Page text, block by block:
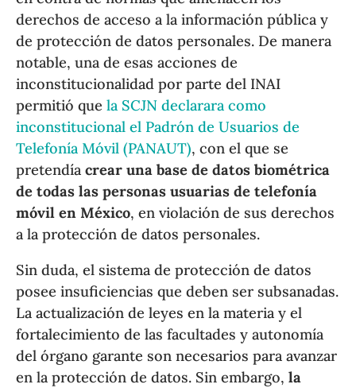
derechos de acceso a la información pública y
de protección de datos personales. De manera
notable, una de esas acciones de
inconstitucionalidad por parte del INAI
permitió quela SCJN declarara como
inconstitucional el Padrón de Usuarios de
Telefonía Móvil (PANAUT), con el que se
pretendíacrear una base de datos biométrica
de todas las personas usuarias de telefonía
móvil en México, en violación de sus derechos
a la protección de datos personales.
Sin duda, el sistema de protección de datos
posee insuficiencias que deben ser subsanadas.
La actualización de leyes en la materia y el
fortalecimiento de las facultades y autonomía
del órgano garante son necesarios para avanzar
en la protección de datos. Sin embargo,la